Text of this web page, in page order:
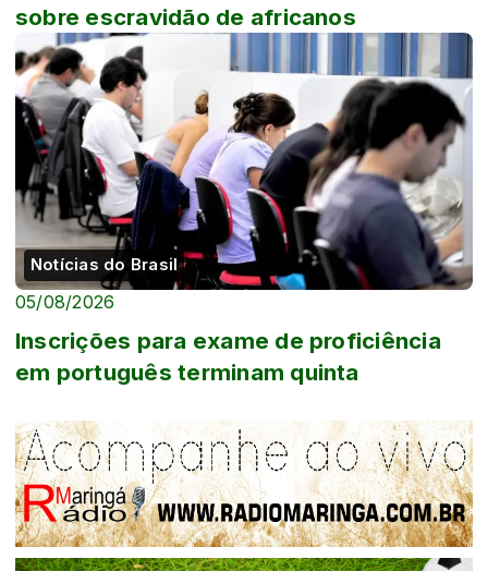
sobre escravidão de africanos
Notícias do Brasil
05/08/2026
Inscrições para exame de proficiência
em português terminam quinta